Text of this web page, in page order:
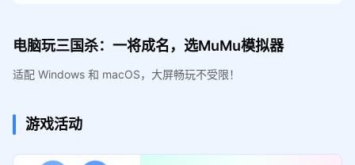
电脑玩三国杀：一将成名，选MuMu模拟器
适配 Windows 和 macOS，大屏畅玩不受限！
游戏活动